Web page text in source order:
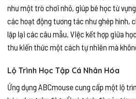
như một trò chơi nhỏ, giúp bé học từ
các hoạt động tương tác như ghép hình,
lặp lại các câu mẫu. Việc kết hợp giữa
thu kiến thức một cách tự nhiên mà
Lộ Trình Học Tập Cá Nhân Hóa
Ứng dụng ABCmouse cung cấp một lộ